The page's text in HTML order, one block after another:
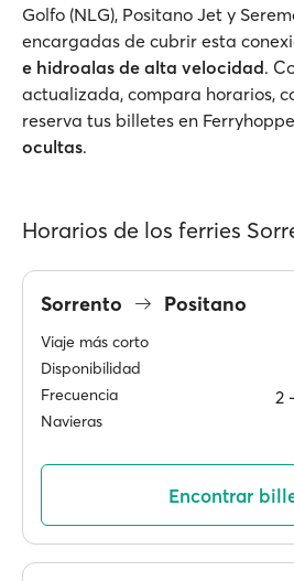
Golfo (NLG), Positano Jet y
encargadas de cubrir esta
e hidroalas de alta velocidad.
actualizada, compara horarios,
reserva tus billetes en
ocultas.
Horarios de los ferries
Sorrento Positano
Viaje más corto
Disponibilidad
Frecuencia 2
Navieras
Encontrar